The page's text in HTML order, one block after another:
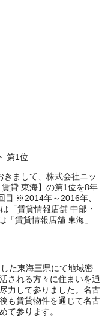
まして、株式会社ニッ
貸 東海】の第1位を8年
目 ※2014年～2016年、
「賃貸情報店舗 中部・
賃貸情報店舗 東海」
た東海三県にて地域密
される方々に住まいを通
力して参りました。名古
も賃貸物件を通じて名古
て参ります。